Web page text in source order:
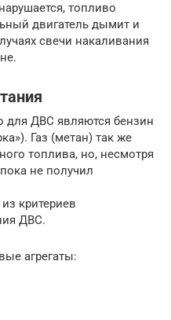
топливо
двигатель дымит и
свечи накаливания
ДВС являются бензин
Газ (метан) так же
топлива, но, несмотря
не получил
критериев
ДВС.
агрегаты: